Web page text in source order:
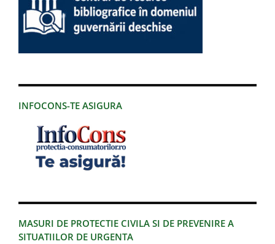
INFOCONS-TE ASIGURA
MASURI DE PROTECTIE CIVILA SI DE PREVENIRE A
SITUATIILOR DE URGENTA